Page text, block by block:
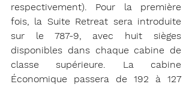
respectivement). Pour la première
fois, la Suite Retreat sera introduite
sur le 787-9, avec huit sièges
disponibles dans chaque cabine de
classe supérieure. La cabine
Économique passera de 192 à 127